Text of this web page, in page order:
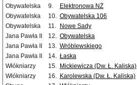
Obywatelska
9. Elektronowa NŻ
Obywatelska
10. Obywatelska 106
Obywatelska
11. Nowe Sady
Jana Pawła II
12. Obywatelska
Jana Pawła II
13. Wróblewskiego
Jana Pawła II
14. Łaska
Włókniarzy
15. Mickiewicza (Dw. Ł. Kaliska)
Włókniarzy
16. Karolewska (Dw. Ł. Kaliska)